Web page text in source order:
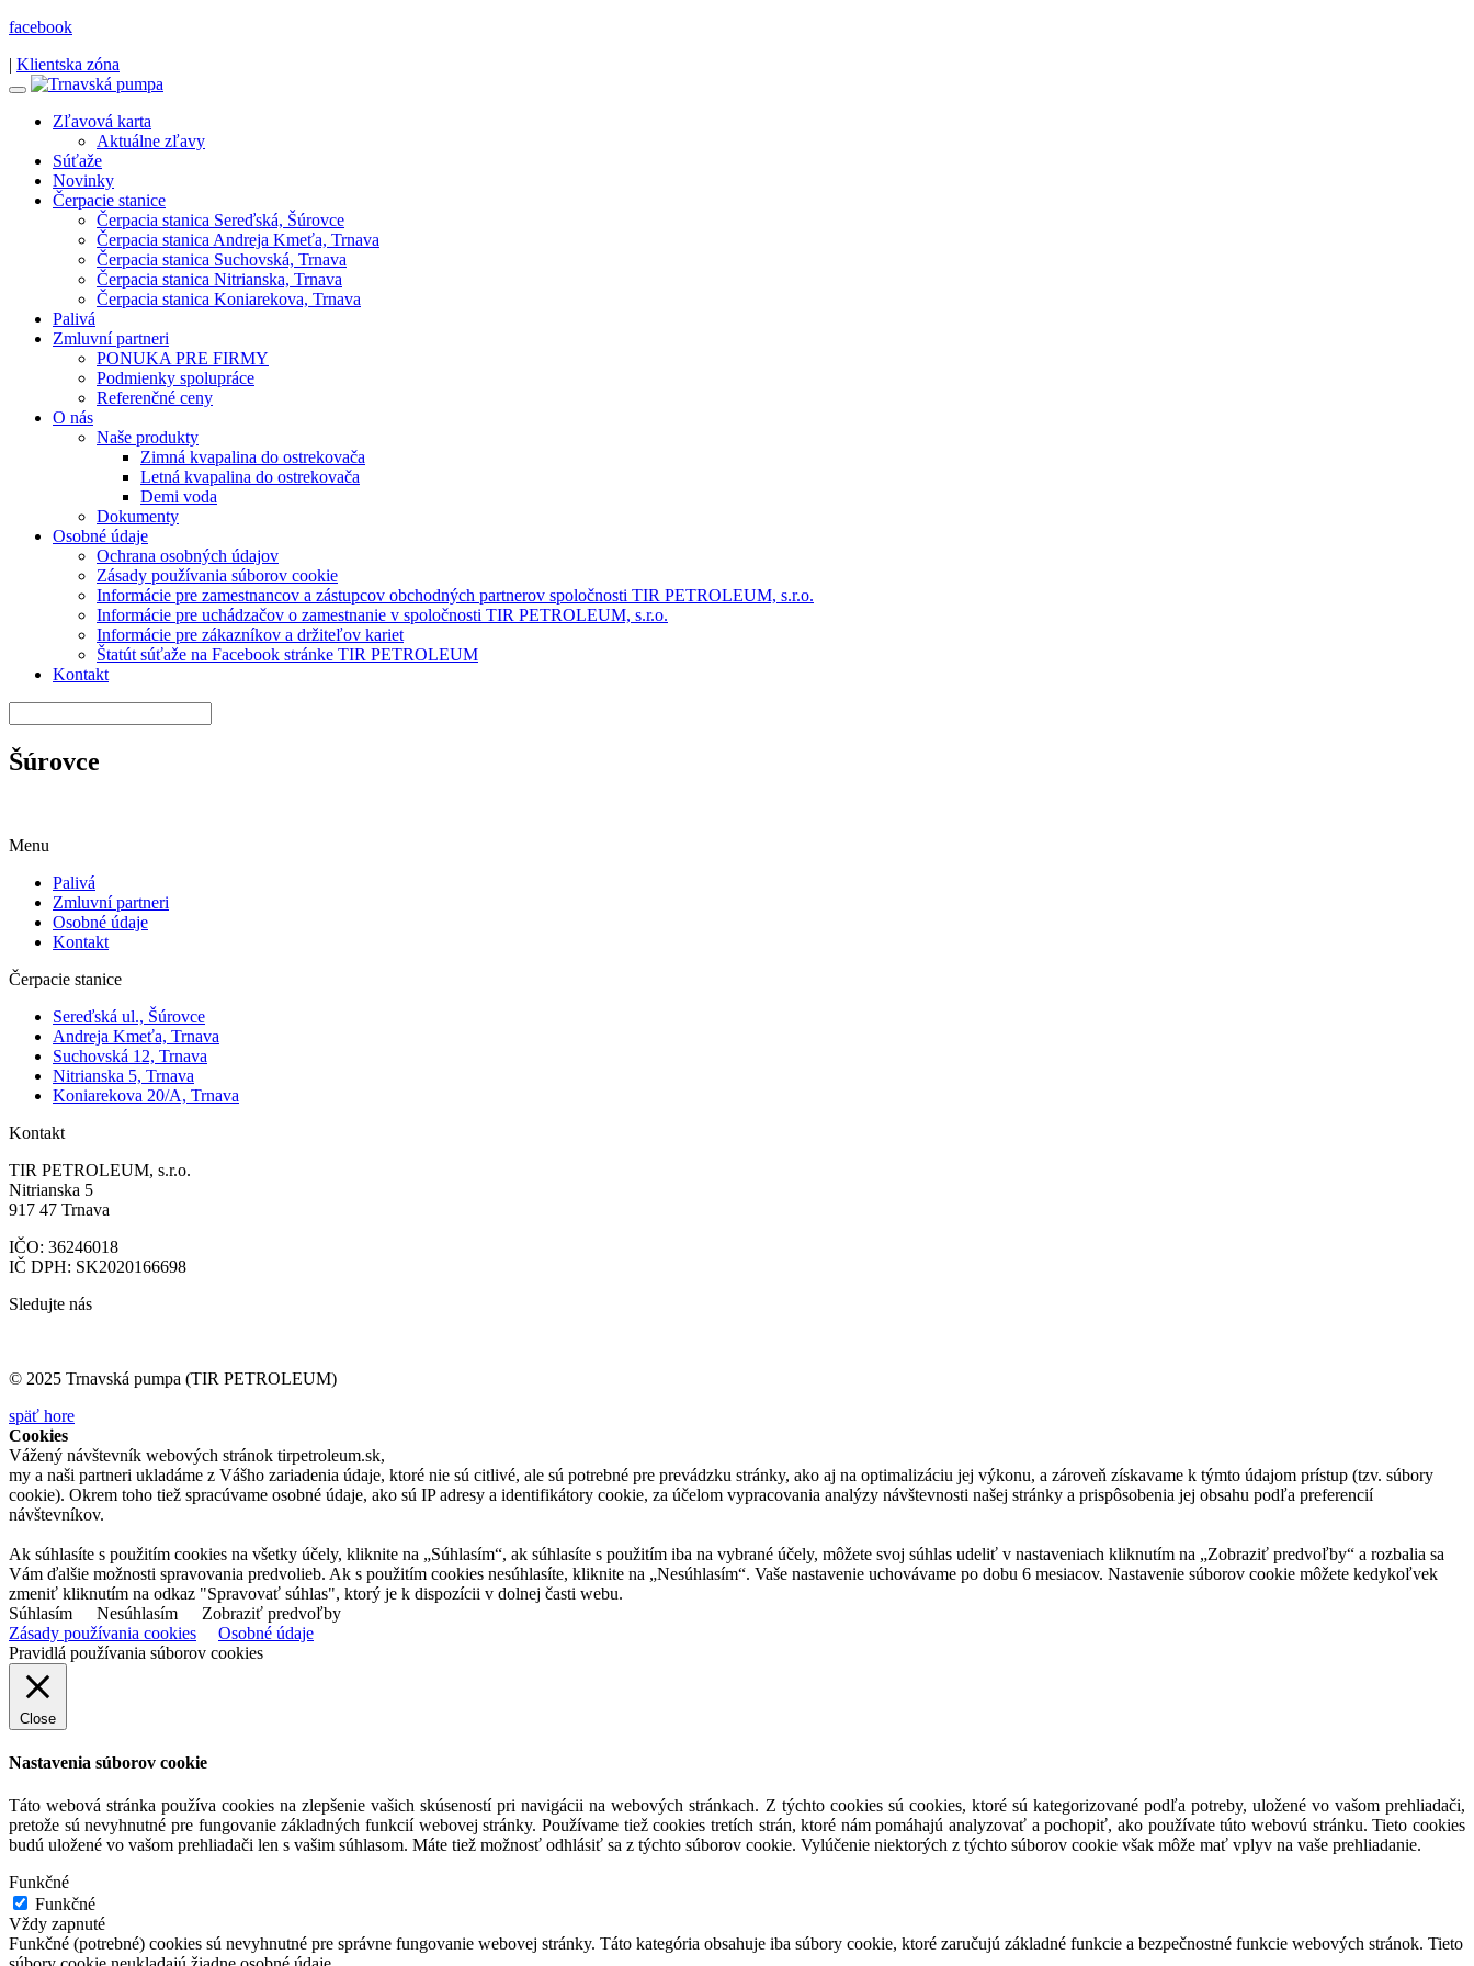
facebook
| Klientska zóna
Zľavová karta
Aktuálne zľavy
Súťaže
Novinky
Čerpacie stanice
Čerpacia stanica Sereďská, Šúrovce
Čerpacia stanica Andreja Kmeťa, Trnava
Čerpacia stanica Suchovská, Trnava
Čerpacia stanica Nitrianska, Trnava
Čerpacia stanica Koniarekova, Trnava
Palivá
Zmluvní partneri
PONUKA PRE FIRMY
Podmienky spolupráce
Referenčné ceny
O nás
Naše produkty
Zimná kvapalina do ostrekovača
Letná kvapalina do ostrekovača
Demi voda
Dokumenty
Osobné údaje
Ochrana osobných údajov
Zásady používania súborov cookie
Informácie pre zamestnancov a zástupcov obchodných partnerov spoločnosti TIR PETROLEUM, s.r.o.
Informácie pre uchádzačov o zamestnanie v spoločnosti TIR PETROLEUM, s.r.o.
Informácie pre zákazníkov a držiteľov kariet
Štatút súťaže na Facebook stránke TIR PETROLEUM
Kontakt
Šúrovce
Menu
Palivá
Zmluvní partneri
Osobné údaje
Kontakt
Čerpacie stanice
Sereďská ul., Šúrovce
Andreja Kmeťa, Trnava
Suchovská 12, Trnava
Nitrianska 5, Trnava
Koniarekova 20/A, Trnava
Kontakt
TIR PETROLEUM, s.r.o.
Nitrianska 5
917 47 Trnava
IČO: 36246018
IČ DPH: SK2020166698
Sledujte nás
© 2025 Trnavská pumpa (TIR PETROLEUM)
späť hore
Cookies
Vážený návštevník webových stránok tirpetroleum.sk,
my a naši partneri ukladáme z Vášho zariadenia údaje, ktoré nie sú citlivé, ale sú potrebné pre prevádzku stránky, ako aj na optimalizáciu jej výkonu, a zároveň získavame k týmto údajom prístup (tzv. súbory
cookie). Okrem toho tiež spracúvame osobné údaje, ako sú IP adresy a identifikátory cookie, za účelom vypracovania analýzy návštevnosti našej stránky a prispôsobenia jej obsahu podľa preferencií
návštevníkov.
Ak súhlasíte s použitím cookies na všetky účely, kliknite na „Súhlasím“, ak súhlasíte s použitím iba na vybrané účely, môžete svoj súhlas udeliť v nastaveniach kliknutím na „Zobraziť predvoľby“ a rozbalia sa
Vám ďalšie možnosti spravovania predvolieb. Ak s použitím cookies nesúhlasíte, kliknite na „Nesúhlasím“. Vaše nastavenie uchovávame po dobu 6 mesiacov. Nastavenie súborov cookie môžete kedykoľvek
zmeniť kliknutím na odkaz "Spravovať súhlas", ktorý je k dispozícii v dolnej časti webu.
Súhlasím
Nesúhlasím
Zobraziť predvoľby
Zásady používania cookies
Osobné údaje
Pravidlá používania súborov cookies
Close
Nastavenia súborov cookie
Táto webová stránka používa cookies na zlepšenie vašich skúseností pri navigácii na webových stránkach. Z týchto cookies sú cookies, ktoré sú kategorizované podľa potreby, uložené vo vašom prehliadači,
pretože sú nevyhnutné pre fungovanie základných funkcií webovej stránky. Používame tiež cookies tretích strán, ktoré nám pomáhajú analyzovať a pochopiť, ako používate túto webovú stránku. Tieto cookies
budú uložené vo vašom prehliadači len s vašim súhlasom. Máte tiež možnosť odhlásiť sa z týchto súborov cookie. Vylúčenie niektorých z týchto súborov cookie však môže mať vplyv na vaše prehliadanie.
Funkčné
Funkčné
Vždy zapnuté
Funkčné (potrebné) cookies sú nevyhnutné pre správne fungovanie webovej stránky. Táto kategória obsahuje iba súbory cookie, ktoré zaručujú základné funkcie a bezpečnostné funkcie webových stránok. Tieto